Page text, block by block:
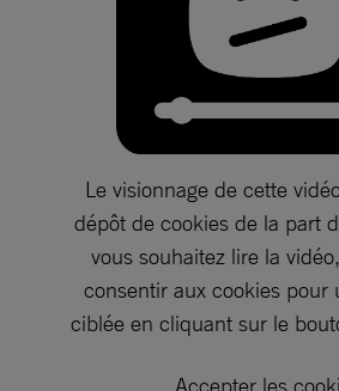
Le visionnage de cette
dépôt de cookies de la part
vous souhaitez lire la
consentir aux cookies pour
ciblée en cliquant sur le
Accepter les